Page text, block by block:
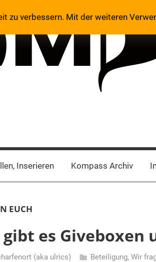
Inserieren Kompass Archiv
EUCH
gibt es
(aka ulrics) Beteiligung, Wir
zu verbessern. Mit der weiteren